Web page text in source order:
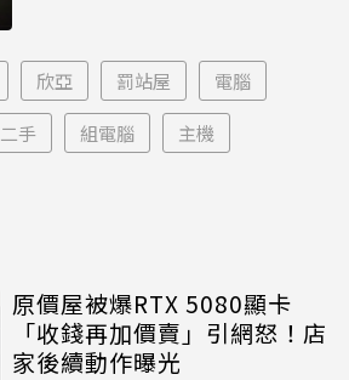
欣亞 罰站屋 電腦
二手 組電腦 主機
原價屋被爆RTX 5080顯卡
「收錢再加價賣」引網怒！店
家後續動作曝光